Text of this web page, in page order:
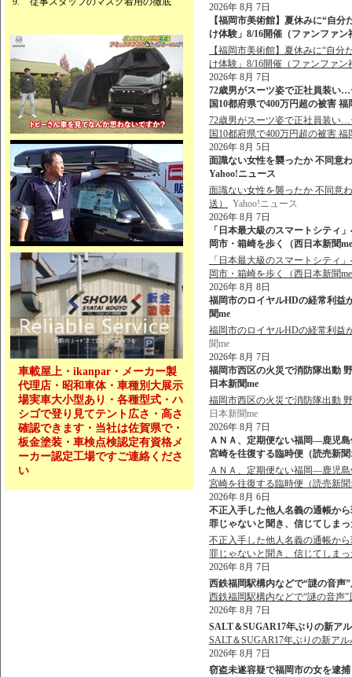
車載屋上・ikanpar・メーカー製
代理店・昭和車体・車種別大展示
場実車大小型あり・各種型式・ハ
シゴで登り見てテント広さ・高さ
確認できます・当社は佐賀県で・
板金塗装・車検点検認定有資格メ
ーカー認定工場ですご連絡くださ
い
2026年 8月 7日
【福岡市美術館】夏休みに“自
け体験」8/16開催（ファンファ
【福岡市美術館】夏休みに“自
け体験」8/16開催（ファンファン
2026年 8月 7日
72歳男がスーツ姿で正社員装い
国10都府県で400万円超の被害
72歳男がスーツ姿で正社員装い
国10都府県で400万円超の被害 福
2026年 8月 5日
面識ない女性を襲ったか 不同意
Yahoo!ニュース
面識ない女性を襲ったか 不同意
送）
Yahoo!ニュース
2026年 8月 7日
「日本最大級のスマートシティ
岡市・箱崎を歩く（西日本新聞
「日本最大級のスマートシティ
岡市・箱崎を歩く（西日本新聞
2026年 8月 8日
福岡市のロイヤルHDの経常利益
聞me
福岡市のロイヤルHDの経常利益
聞me
2026年 8月 7日
福岡市西区の火災で消防隊出動
日本新聞me
福岡市西区の火災で消防隊出動
日本新聞me
2026年 8月 7日
ＡＮＡ、定期便ない福岡―鹿児
宮崎を往復する臨時便（読売新
ＡＮＡ、定期便ない福岡―鹿児
宮崎を往復する臨時便（読売新
2026年 8月 6日
不正入手した他人名義の通帳か
罪じゃないと聞き、信じてしま
不正入手した他人名義の通帳か
罪じゃないと聞き、信じてしま
2026年 8月 7日
西鉄福岡駅構内などで“謎の音声
西鉄福岡駅構内などで“謎の音声
2026年 8月 7日
SALT＆SUGAR17年ぶりの新ア
SALT＆SUGAR17年ぶりの新ア
2026年 8月 7日
窃盗未遂容疑で福岡市の女を逮